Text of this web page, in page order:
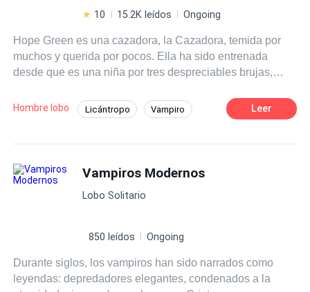
10 15.2K leídos Ongoing
Hope Green es una cazadora, la Cazadora, temida por
muchos y querida por pocos. Ella ha sido entrenada
desde que es una niña por tres despreciables brujas,
matar. Debido a un pequeño desliz la Cazadora termina
en garras de una poderosa manada, donde, entre sus
niña, así como también encontrará lo que buscaba sin
saberlo. No todo será un camino de rosas, pues
encontrará amigos con segundas intenciones, quienes
tanto del corazón como físicos. ¿Estás dispuesto a
Hombre lobo Licántropo Vampiro
POV en primera persona Poder Femenino
Leer
Vampiros Modernos
Lobo Solitario
850 leídos Ongoing
Durante siglos, los vampiros han sido narrados como
leyendas: depredadores elegantes, condenados a la